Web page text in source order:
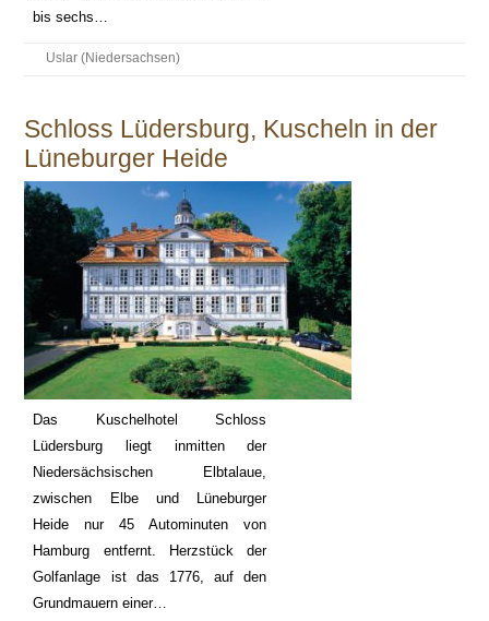
bis sechs…
Uslar (Niedersachsen)
Schloss Lüdersburg, Kuscheln in der
Lüneburger Heide
Das Kuschelhotel Schloss
Lüdersburg liegt inmitten der
Niedersächsischen Elbtalaue,
zwischen Elbe und Lüneburger
Heide nur 45 Autominuten von
Hamburg entfernt. Herzstück der
Golfanlage ist das 1776, auf den
Grundmauern einer…